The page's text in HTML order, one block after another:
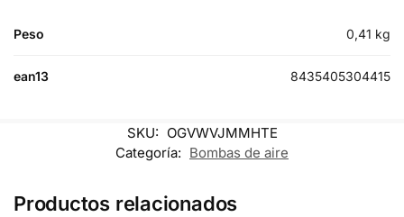
Peso 0,41 kg
ean13 8435405304415
SKU: OGVWVJMMHTE
Categoría: Bombas de aire
Productos relacionados